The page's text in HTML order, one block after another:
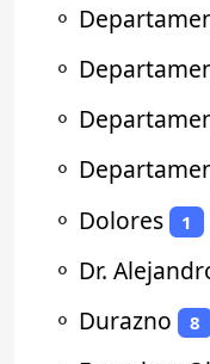
⚬
⚬
⚬
⚬
⚬ Dolores 1
⚬ Dr.
⚬ Durazno 8